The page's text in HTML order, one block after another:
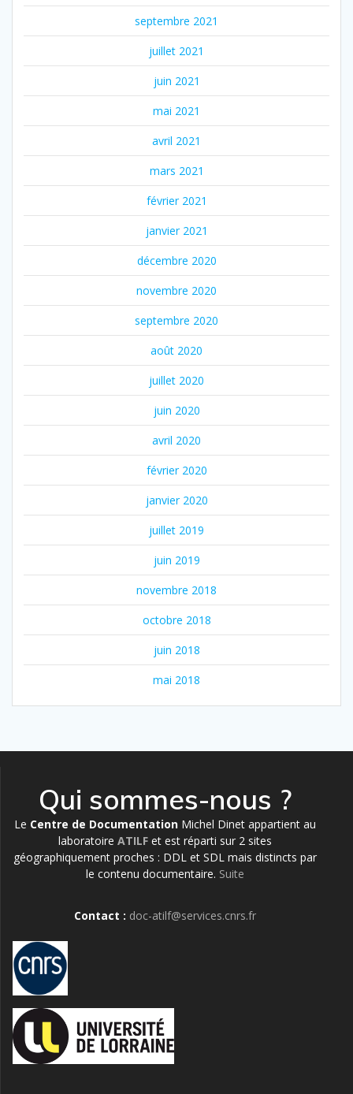
septembre 2021
juillet 2021
juin 2021
mai 2021
avril 2021
mars 2021
février 2021
janvier 2021
décembre 2020
novembre 2020
septembre 2020
août 2020
juillet 2020
juin 2020
avril 2020
février 2020
janvier 2020
juillet 2019
juin 2019
novembre 2018
octobre 2018
juin 2018
mai 2018
Qui sommes-nous ?
Le Centre de Documentation Michel Dinet appartient au
laboratoire ATILF et est réparti sur 2 sites
géographiquement proches : DDL et SDL mais distincts par
le contenu documentaire. Suite
Contact : doc-atilf@services.cnrs.fr